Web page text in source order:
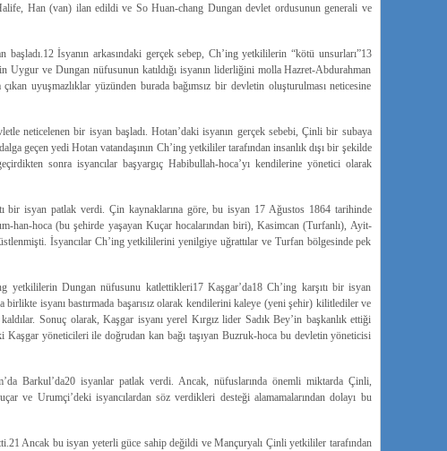
Han (van) ilan edildi ve So Huan-chang Dungan devlet ordusunun generali ve
İsyanın arkasındaki gerçek sebep, Ch’ing yetkililerin “kötü unsurları”13
Uygur ve Dungan nüfusunun katıldığı isyanın liderliğini molla Hazret-Abdurahman
uyuşmazlıklar yüzünden burada bağımsız bir devletin oluşturulması neticesine
neticelenen bir isyan başladı. Hotan’daki isyanın gerçek sebebi, Çinli bir subaya
geçen yedi Hotan vatandaşının Ch’ing yetkililer tarafından insanlık dışı bir şekilde
sonra isyancılar başyargıç Habibullah-hoca’yı kendilerine yönetici olarak
bir isyan patlak verdi. Çin kaynaklarına göre, bu isyan 17 Ağustos 1864 tarihinde
han-hoca (bu şehirde yaşayan Kuçar hocalarından biri), Kasimcan (Turfanlı), Ayit-
İsyancılar Ch’ing yetkililerini yenilgiye uğrattılar ve Turfan bölgesinde pek
yetkililerin Dungan nüfusunu katlettikleri17 Kaşgar’da18 Ch’ing karşıtı bir isyan
birlikte isyanı bastırmada başarısız olarak kendilerini kaleye (yeni şehir) kilitlediler ve
Sonuç olarak, Kaşgar isyanı yerel Kırgız lider Sadık Bey’in başkanlık ettiği
Kaşgar yöneticileri ile doğrudan kan bağı taşıyan Buzruk-hoca bu devletin yöneticisi
Barkul’da20 isyanlar patlak verdi. Ancak, nüfuslarında önemli miktarda Çinli,
ve Urumçi’deki isyancılardan söz verdikleri desteği alamamalarından dolayı bu
Ancak bu isyan yeterli güce sahip değildi ve Mançuryalı Çinli yetkililer tarafından